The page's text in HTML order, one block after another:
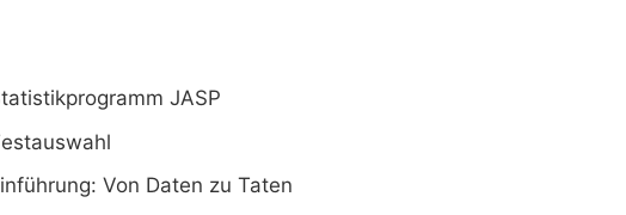
Statistikprogramm JASP
Testauswahl
Einführung: Von Daten zu Taten